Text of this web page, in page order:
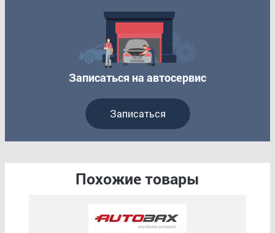
Записаться на автосервис
Записаться
Похожие товары